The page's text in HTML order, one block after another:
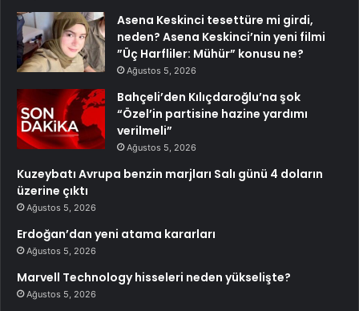
Asena Keskinci tesettüre mi girdi,
neden? Asena Keskinci’nin yeni filmi
”Üç Harfliler: Mühür” konusu ne?
Ağustos 5, 2026
Bahçeli’den Kılıçdaroğlu’na şok
“Özel’in partisine hazine yardımı
verilmeli”
Ağustos 5, 2026
Kuzeybatı Avrupa benzin marjları Salı günü 4 doların
üzerine çıktı
Ağustos 5, 2026
Erdoğan’dan yeni atama kararları
Ağustos 5, 2026
Marvell Technology hisseleri neden yükselişte?
Ağustos 5, 2026